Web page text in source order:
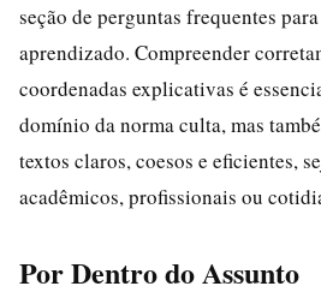
seção de perguntas frequentes
aprendizado. Compreender
coordenadas explicativas é
domínio da norma culta, mas
textos claros, coesos e eficientes,
acadêmicos, profissionais ou
Por Dentro do Assunto